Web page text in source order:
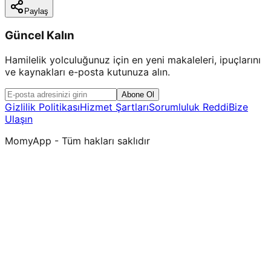
Paylaş
Güncel Kalın
Hamilelik yolculuğunuz için en yeni makaleleri, ipuçlarını
ve kaynakları e-posta kutunuza alın.
Abone Ol
Gizlilik PolitikasıHizmet ŞartlarıSorumluluk ReddiBize
Ulaşın
MomyApp - Tüm hakları saklıdır